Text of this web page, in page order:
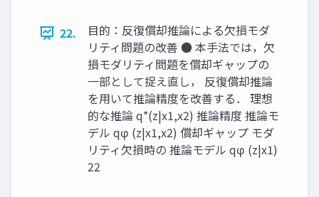
22.
目的：反復償却推論による欠損モダ
リティ問題の改善 ● 本手法では，欠
損モダリティ問題を償却ギャップの
一部として捉え直し， 反復償却推論
を用いて推論精度を改善する． 理想
的な推論 q*(z|x1,x2) 推論精度 推論モ
デル qφ (z|x1,x2) 償却ギャップ モダ
リティ欠損時の 推論モデル qφ (z|x1)
22